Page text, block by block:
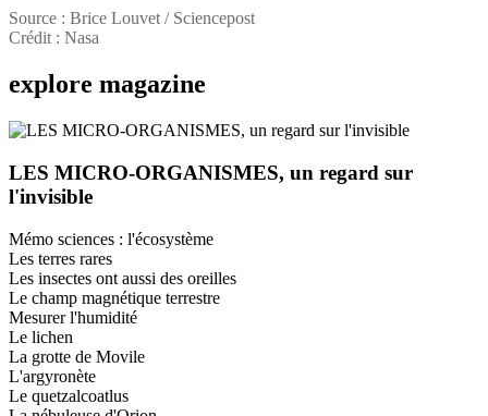
Source : Brice Louvet / Sciencepost
Crédit : Nasa
explore magazine
LES MICRO-ORGANISMES, un regard sur
l'invisible
Mémo sciences : l'écosystème
Les terres rares
Les insectes ont aussi des oreilles
Le champ magnétique terrestre
Mesurer l'humidité
Le lichen
La grotte de Movile
L'argyronète
Le quetzalcoatlus